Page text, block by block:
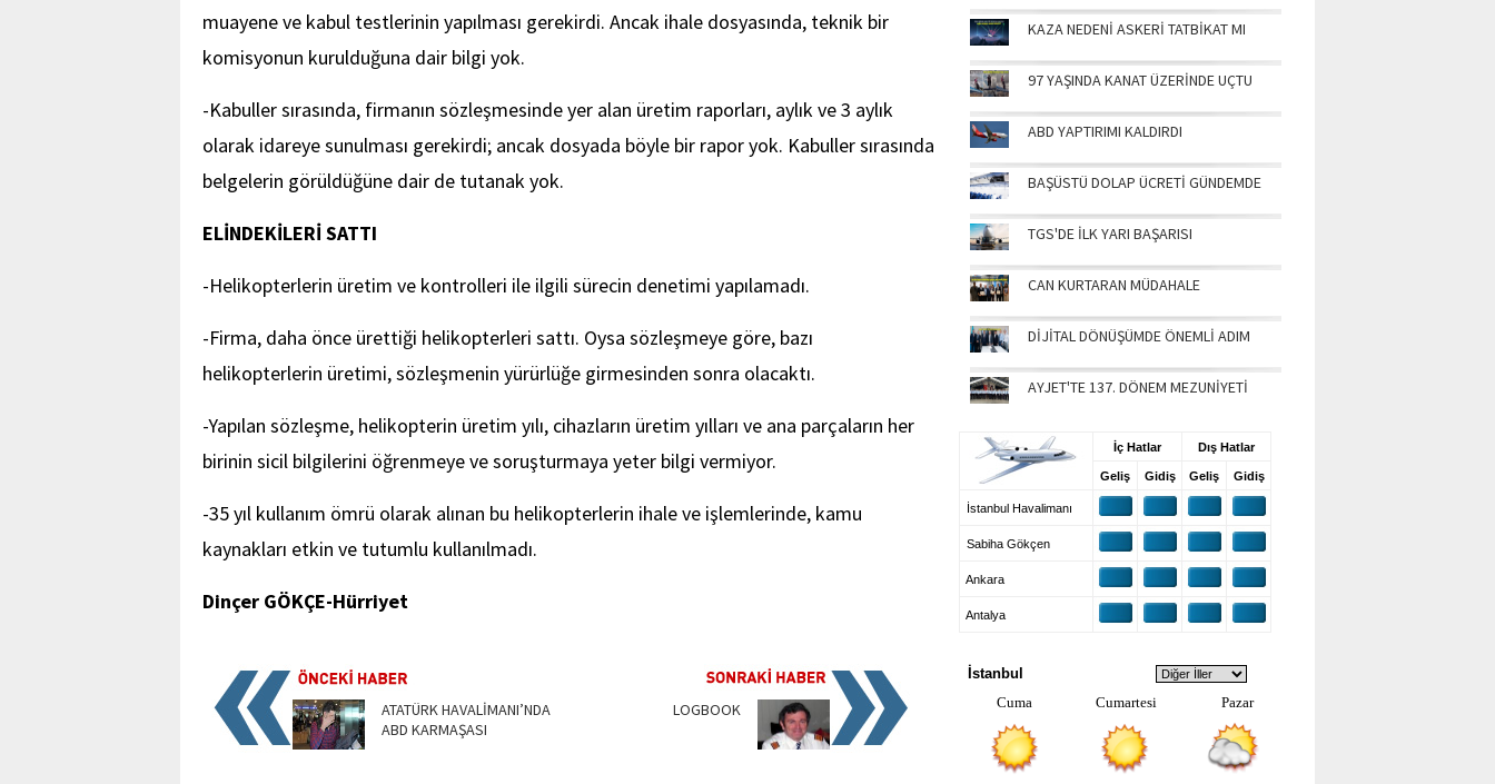
muayene ve kabul testlerinin yapılması gerekirdi. Ancak ihale dosyasında, teknik bir
komisyonun kurulduğuna dair bilgi yok.
-Kabuller sırasında, firmanın sözleşmesinde yer alan üretim raporları, aylık ve 3 aylık
olarak idareye sunulması gerekirdi; ancak dosyada böyle bir rapor yok. Kabuller sırasında
belgelerin görüldüğüne dair de tutanak yok.
ELİNDEKİLERİ SATTI
-Helikopterlerin üretim ve kontrolleri ile ilgili sürecin denetimi yapılamadı.
-Firma, daha önce ürettiği helikopterleri sattı. Oysa sözleşmeye göre, bazı
helikopterlerin üretimi, sözleşmenin yürürlüğe girmesinden sonra olacaktı.
-Yapılan sözleşme, helikopterin üretim yılı, cihazların üretim yılları ve ana parçaların her
birinin sicil bilgilerini öğrenmeye ve soruşturmaya yeter bilgi vermiyor.
-35 yıl kullanım ömrü olarak alınan bu helikopterlerin ihale ve işlemlerinde, kamu
kaynakları etkin ve tutumlu kullanılmadı.
Dinçer GÖKÇE-Hürriyet
ATATÜRK HAVALİMANI’NDA
ABD KARMAŞASI
LOGBOOK
KAZA NEDENİ ASKERİ TATBİKAT MI
97 YAŞINDA KANAT ÜZERİNDE UÇTU
ABD YAPTIRIMI KALDIRDI
BAŞÜSTÜ DOLAP ÜCRETİ GÜNDEMDE
TGS'DE İLK YARI BAŞARISI
CAN KURTARAN MÜDAHALE
DİJİTAL DÖNÜŞÜMDE ÖNEMLİ ADIM
AYJET'TE 137. DÖNEM MEZUNİYETİ
İç Hatlar Dış Hatlar
Geliş Gidiş Geliş Gidiş
İstanbul Havalimanı
Sabiha Gökçen
Ankara
Antalya
İstanbul
Cuma
Cumartesi Pazar